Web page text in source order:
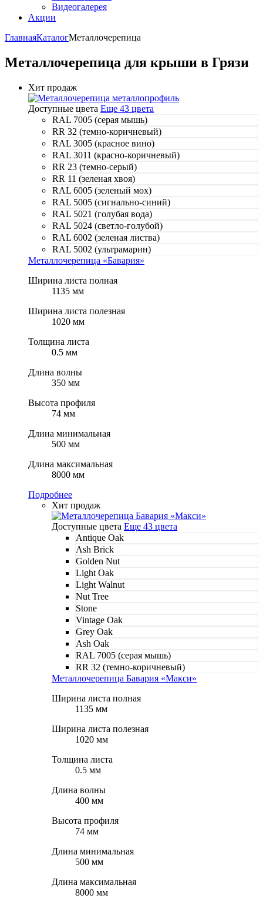
Видеогалерея
Акции
ГлавнаяКаталогМеталлочерепица
Металлочерепица для крыши в Грязи
Хит продаж
Доступные цвета Еще 43 цвета
RAL 7005 (серая мышь)
RR 32 (темно-коричневый)
RAL 3005 (красное вино)
RAL 3011 (красно-коричневый)
RR 23 (темно-серый)
RR 11 (зеленая хвоя)
RAL 6005 (зеленый мох)
RAL 5005 (сигнально-синий)
RAL 5021 (голубая вода)
RAL 5024 (светло-голубой)
RAL 6002 (зеленая листва)
RAL 5002 (ультрамарин)
Металлочерепица «Бавария»
Ширина листа полная
1135 мм
Ширина листа полезная
1020 мм
Толщина листа
0.5 мм
Длина волны
350 мм
Высота профиля
74 мм
Длина минимальная
500 мм
Длина максимальная
8000 мм
Подробнее
Хит продаж
Доступные цвета Еще 43 цвета
Antique Oak
Ash Brick
Golden Nut
Light Oak
Light Walnut
Nut Tree
Stone
Vintage Oak
Grey Oak
Ash Oak
RAL 7005 (серая мышь)
RR 32 (темно-коричневый)
Металлочерепица Бавария «Макси»
Ширина листа полная
1135 мм
Ширина листа полезная
1020 мм
Толщина листа
0.5 мм
Длина волны
400 мм
Высота профиля
74 мм
Длина минимальная
500 мм
Длина максимальная
8000 мм